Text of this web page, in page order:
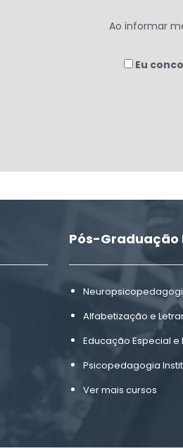
Ao informar
Eu
Pós-Graduação
Alfabetização e
Educação Especial e
Psicopedagogia
Ver mais cursos